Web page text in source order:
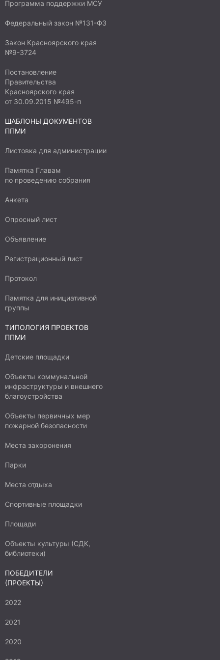
Программа поддержки МСУ
Федеральный закон №131-ФЗ
Закон Красноярского края
№9-3724
Постановление
Правительства
Красноярского края
от 30.09.2015 №495-п
ШАБЛОНЫ ДОКУМЕНТОВ
ППМИ
Листовка для администрации
Памятка Главам
по проведению собрания
Анкета
Опросный лист
Объявление
Регистрационный лист
Протокол
Памятка для инициативной
группы
ТИПОЛОГИЯ ПРОЕКТОВ
ППМИ
Детские площадки
Объекты коммунальной
инфраструктуры и внешнего
благоустройства
Объекты первичных мер
пожарной безопасности
Места захоронения
Парки
Места отдыха
Спортивные площадки
Площади
Объекты культуры (СДК,
библиотеки)
ПОБЕДИТЕЛИ
(ПРОЕКТЫ)
2022
2021
2020